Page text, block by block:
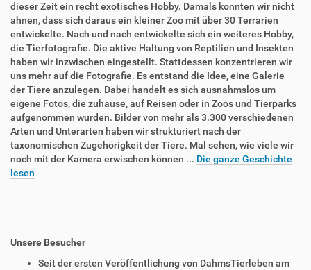
dieser Zeit ein recht exotisches Hobby. Damals konnten wir nicht
ahnen, dass sich daraus ein kleiner Zoo mit über 30 Terrarien
entwickelte. Nach und nach entwickelte sich ein weiteres Hobby,
die Tierfotografie. Die aktive Haltung von Reptilien und Insekten
haben wir inzwischen eingestellt. Stattdessen konzentrieren wir
uns mehr auf die Fotografie. Es entstand die Idee, eine Galerie
der Tiere anzulegen. Dabei handelt es sich ausnahmslos um
eigene Fotos, die zuhause, auf Reisen oder in Zoos und Tierparks
aufgenommen wurden. Bilder von mehr als 3.300 verschiedenen
Arten und Unterarten haben wir strukturiert nach der
taxonomischen Zugehörigkeit der Tiere. Mal sehen, wie viele wir
noch mit der Kamera erwischen können ... Die ganze Geschichte
lesen
Unsere Besucher
Seit der ersten Veröffentlichung von DahmsTierleben am